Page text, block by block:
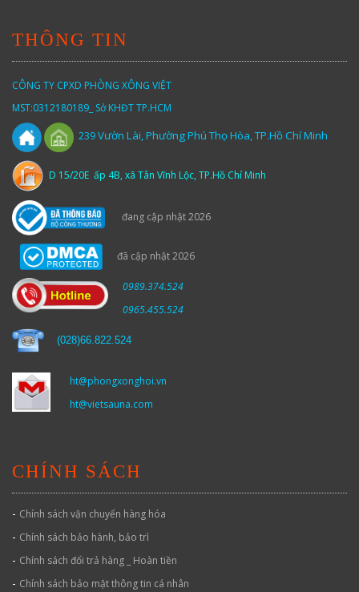
THÔNG TIN
CÔNG TY CPXD PHÒNG XÔNG VIỆT
MST:0312180189_ Sở KHĐT TP.HCM
239Vườn Lài,Phường Phú Thọ Hòa, TP.Hồ Chí Minh
D 15/20E ấp 4B, xã Tân Vĩnh Lộc, TP.Hồ Chí Minh
đang cập nhật 2026
đã cập nhật 2026
0989.374.524
0965.455.524
(028)66.822.524
ht@phongxonghoi.vn
ht@vietsauna.com
CHÍNH SÁCH
- Chính sách vận chuyển hàng hóa
- Chính sách bảo hành, bảo trì
- Chính sách đổi trả hàng _ Hoàn tiền
- Chính sách bảo mật thông tin cá nhân